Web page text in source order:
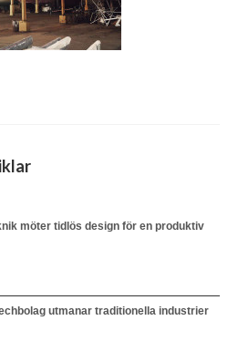
möter tidlös design för en produktiv
utmanar traditionella industrier